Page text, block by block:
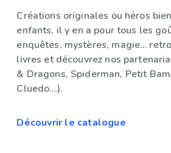
Créations originales ou héros
enfants, il y en a pour tous les
enquêtes, mystères, magie…
livres et découvrez nos
& Dragons, Spiderman, Petit
Cluedo...).
Découvrir le catalogue